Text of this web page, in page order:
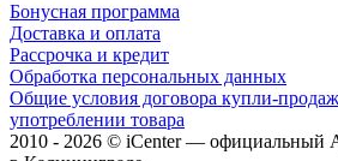
Бонусная программа
Доставка и оплата
Рассрочка и кредит
Обработка персональных данных
Общие условия договора купли-
употреблении товара
2010 - 2026 © iCenter — официальный